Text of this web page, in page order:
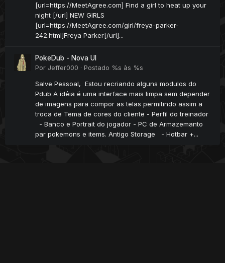
[url=https://MeetAgree.com] Find a girl to heat up your
night [/url] NEW GIRLS
[url=https://MeetAgree.com/girl/freya-parker-
242.html]Freya Parker[/url]...
PokeDub - Nova UI
Por Jeffer000 · Postado %s às %s
Salve Pessoal, Estou recriando alguns modulos do
Pdub A idéia é uma interface mais limpa sem depender
de imagens para compor as telas permitindo assim a
troca de Tema de cores do cliente - Perfil do treinador
- Banco e Portrait do jogador - PC de Armazemanto
par pokemons e items. Antigo Storage - Hotbar +...